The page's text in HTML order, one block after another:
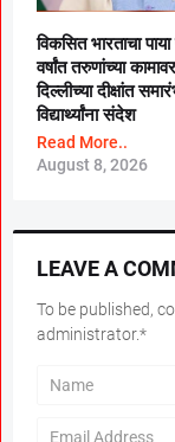
विकसित भारताचा
वर्षांत तरुणांच्या
दिल्लीच्या दीक्षांत
विद्यार्थ्यांना संदेश
Read More..
August 8, 2026
LEAVE A
To be published,
administrator.*